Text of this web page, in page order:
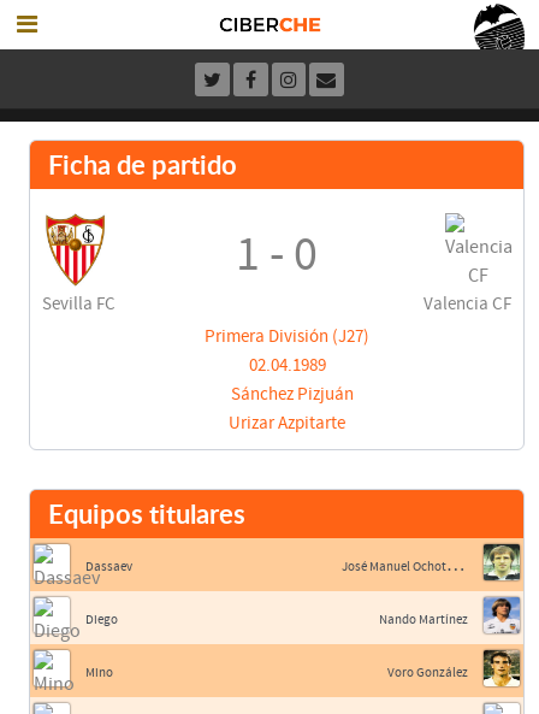
Ficha de partido
Sevilla FC
1 - 0
Valencia CF
Primera División (J27)
02.04.1989
Sánchez Pizjuán
Urizar Azpitarte
Equipos titulares
Dassaev
Diego
Mino
J
osé Manuel Ochotorena
Nando Martínez
Voro González